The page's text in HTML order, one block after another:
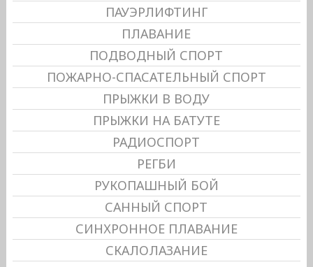
ПАУЭРЛИФТИНГ
ПЛАВАНИЕ
ПОДВОДНЫЙ СПОРТ
ПОЖАРНО-СПАСАТЕЛЬНЫЙ СПОРТ
ПРЫЖКИ В ВОДУ
ПРЫЖКИ НА БАТУТЕ
РАДИОСПОРТ
РЕГБИ
РУКОПАШНЫЙ БОЙ
САННЫЙ СПОРТ
СИНХРОННОЕ ПЛАВАНИЕ
СКАЛОЛАЗАНИЕ